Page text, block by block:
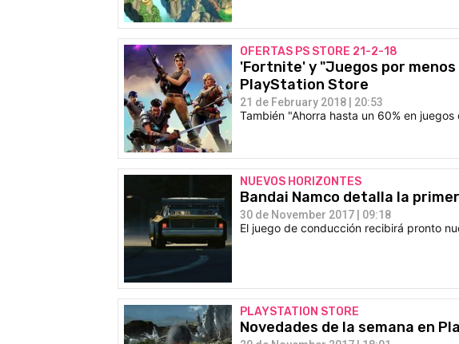
OFERTAS PS STORE 21-2-18
'Fortnite' y "Juegos por
PlayStation Store
21 de February 2018 | 20:53
También "Ahorra hasta un 60% en
NUEVOS HORIZONTES
Bandai Namco detalla la
30 de November 2017 | 09:18
El juego de conducción recibirá pronto
PLAYSTATION STORE
Novedades de la semana en